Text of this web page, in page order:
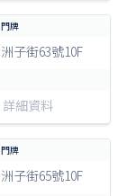
洲子街63號10F
詳細資料
洲子街65號10F